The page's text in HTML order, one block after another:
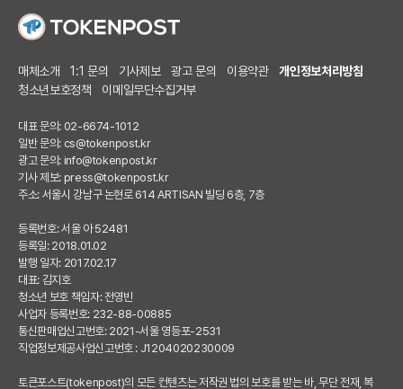
매체소개 1:1 문의 기사제보 광고 문의 이용약관
개인정보처리방침
청소년보호정책
이메일무단수집거부
대표 문의: 02-6674-1012
일반 문의: cs@tokenpost.kr
광고 문의: info@tokenpost.kr
기사 제보: press@tokenpost.kr
주소: 서울시 강남구 논현로 614 ARTISAN 빌딩 6층, 7층
등록번호: 서울 아 52481
등록일: 2018.01.02
발행 일자: 2017.02.17
대표: 김지호
청소년 보호 책임자: 전영빈
사업자 등록번호: 232-88-00885
통신판매업신고번호: 2021-서울 영등포-2531
직업정보제공사업신고번호 : J1204020230009
토큰포스트(tokenpost)의 모든 컨텐츠는 저작권 법의 보호를 받는 바, 무단 전재, 복